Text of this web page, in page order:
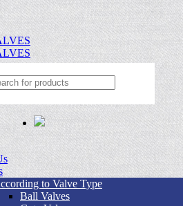
to Valve Type
Ball Valves